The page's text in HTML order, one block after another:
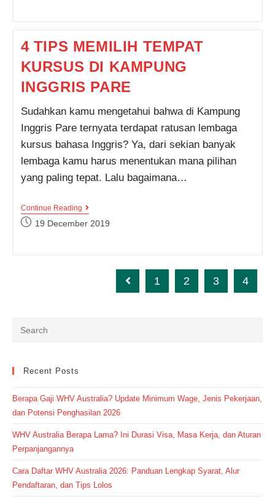
INGGRIS
PARE
4 TIPS MEMILIH TEMPAT
KURSUS DI KAMPUNG
INGGRIS PARE
Sudahkan kamu mengetahui bahwa di Kampung
Inggris Pare ternyata terdapat ratusan lembaga
kursus bahasa Inggris? Ya, dari sekian banyak
lembaga kamu harus menentukan mana pilihan
yang paling tepat. Lalu bagaimana…
Continue Reading4
MEMILIH
KAMPUNG
Post19 December 2019
Go to the previous page
1 2 3 4
Recent Posts
Berapa Gaji WHV Australia? Update Minimum Wage, Jenis Pekerjaan,
dan Potensi Penghasilan 2026
WHV Australia Berapa Lama? Ini Durasi Visa, Masa Kerja, dan Aturan
Perpanjangannya
Cara Daftar WHV Australia 2026: Panduan Lengkap Syarat, Alur
Pendaftaran, dan Tips Lolos